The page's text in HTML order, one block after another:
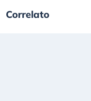
Correlato